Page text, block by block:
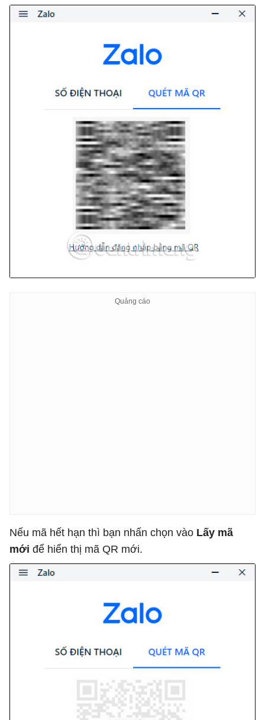
Nếu mã hết hạn thì bạn nhấn chọn vào Lấy mã
mới để hiển thị mã QR mới.